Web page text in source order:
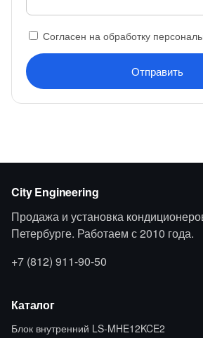
Согласен на обработку
Отправить
City Engineering
Продажа и установка
Петербурге. Работаем с 2010 года.
+7 (812) 911-90-50
Каталог
Блок внутренний LS-MHE12KCE2